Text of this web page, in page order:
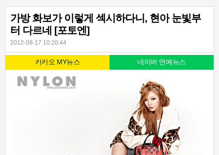
가방 화보가 이렇게 섹시하다니, 현아 눈빛부
터 다르네 [포토엔]
2012-08-17 10:20:44
카카오 MY뉴스 네이버 연예뉴스